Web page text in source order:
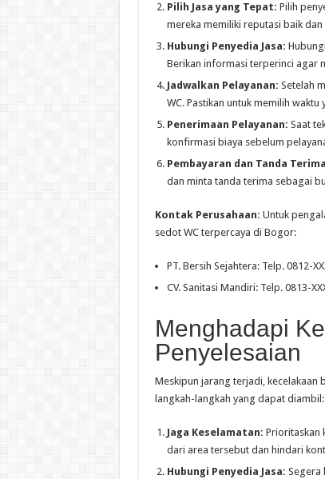
Pilih Jasa yang Tepat: Pilih
mereka memiliki reputasi baik
Hubungi Penyedia Jasa:
Berikan informasi terperinci agar
Jadwalkan Pelayanan: Setelah
WC. Pastikan untuk memilih
Penerimaan Pelayanan: Saat
konfirmasi biaya sebelum
Pembayaran dan Tanda
dan minta tanda terima sebagai
Kontak Perusahaan: Untuk
sedot WC terpercaya di Bogor:
PT. Bersih Sejahtera: Telp. 0812-
CV. Sanitasi Mandiri: Telp. 0813-
Menghadapi
Penyelesaian
Meskipun jarang terjadi, kecelakaan
langkah-langkah yang dapat diambil:
Jaga Keselamatan: Prioritaskan
dari area tersebut dan hindari
Hubungi Penyedia Jasa: Segera